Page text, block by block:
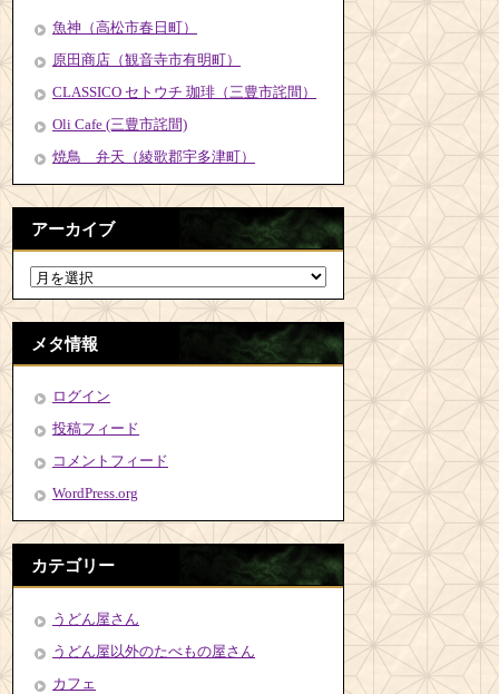
魚神（高松市春日町）
原田商店（観音寺市有明町）
CLASSICO セトウチ 珈琲（三豊市詫間）
Oli Cafe (三豊市詫間)
焼鳥 弁天（綾歌郡宇多津町）
アーカイブ
メタ情報
ログイン
投稿フィード
コメントフィード
WordPress.org
カテゴリー
うどん屋さん
うどん屋以外のたべもの屋さん
カフェ